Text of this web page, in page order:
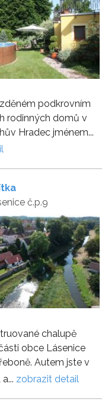
podkrovním
rodinných domů v
Hradec jménem...
č.p.9
chalupě
obce Lásenice
Autem jste v
zobrazit detail